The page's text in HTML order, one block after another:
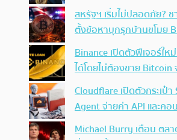
สหรัฐฯ เริ่มไม่ปลอดภัย?
ตั้งข้อหาบุกรุกบ้านขโมย
Binance เปิดตัวฟีเจอร์ให
ได้โดยไม่ต้องขาย
Cloudflare เปิดตัวกระเป๋
Agent จ่ายค่า API และคอ
Michael Burry เตือน ตล